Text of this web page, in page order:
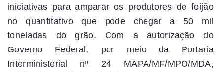
iniciativas para amparar os produtores de feijão
no quantitativo que pode chegar a 50 mil
toneladas do grão. Com a autorização do
Governo Federal, por meio da Portaria
Interministerial nº 24 MAPA/MF/MPO/MDA,